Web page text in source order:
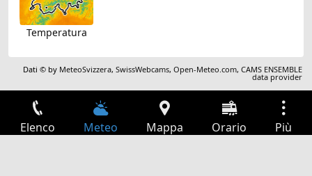
Temperatura
Dati © by MeteoSvizzera,SwissWebcams,Open-Meteo.com,CAMS ENSEMBLE
data provider
Elenco Meteo Mappa Orario Più